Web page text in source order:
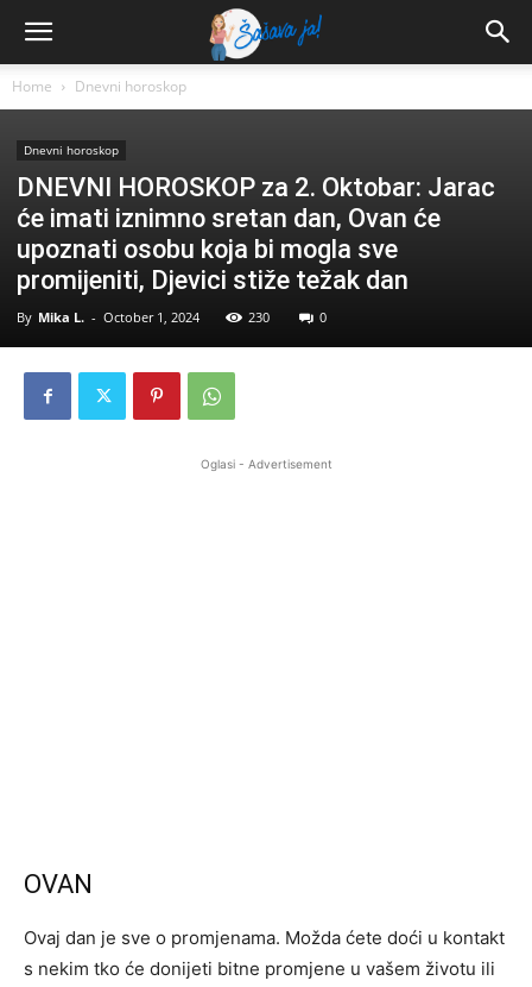
Home Dnevni horoskop
Dnevni horoskop
DNEVNI HOROSKOP za 2. Oktobar: Jarac
će imati iznimno sretan dan, Ovan će
upoznati osobu koja bi mogla sve
promijeniti, Djevici stiže težak dan
By Mika L. - October 1, 2024 230 0
Oglasi - Advertisement
OVAN
Ovaj dan je sve o promjenama. Možda ćete doći u kontakt
s nekim tko će donijeti bitne promjene u vašem životu ili